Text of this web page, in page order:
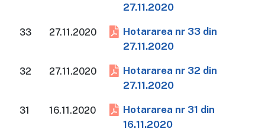
27.11.2020
33 27.11.2020
Hotararea nr 33 din
27.11.2020
32 27.11.2020
Hotararea nr 32 din
27.11.2020
31 16.11.2020
Hotararea nr 31 din
16.11.2020